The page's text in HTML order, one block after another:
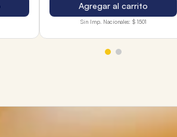
Agregar al carrito
Sin Imp. Nacionales: $ 1501